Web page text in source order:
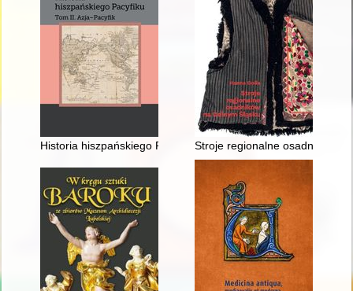
Historia hiszpańskiego Pacyfiku. T. 2,Stroje regionalne osadników